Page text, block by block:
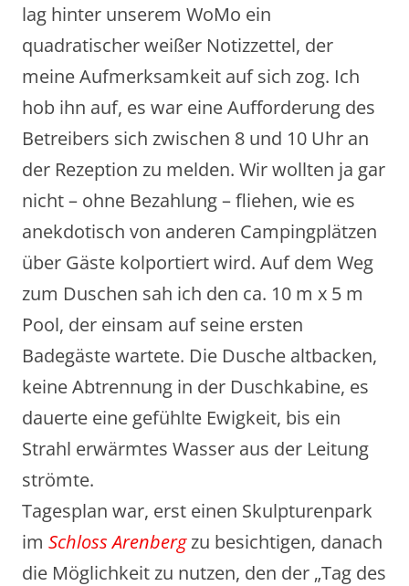
lag hinter unserem WoMo ein
quadratischer weißer Notizzettel, der
meine Aufmerksamkeit auf sich zog. Ich
hob ihn auf, es war eine Aufforderung des
Betreibers sich zwischen 8 und 10 Uhr an
der Rezeption zu melden. Wir wollten ja gar
nicht – ohne Bezahlung – fliehen, wie es
anekdotisch von anderen Campingplätzen
über Gäste kolportiert wird. Auf dem Weg
zum Duschen sah ich den ca. 10 m x 5 m
Pool, der einsam auf seine ersten
Badegäste wartete. Die Dusche altbacken,
keine Abtrennung in der Duschkabine, es
dauerte eine gefühlte Ewigkeit, bis ein
Strahl erwärmtes Wasser aus der Leitung
strömte.
Tagesplan war, erst einen Skulpturenpark
im Schloss Arenbergzu besichtigen, danach
die Möglichkeit zu nutzen, den der „Tag des